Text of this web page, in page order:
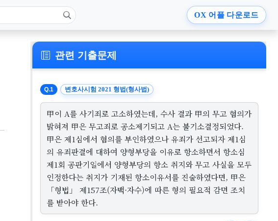
OX 어플 다운로드
관련 기출문제
Q.1 변호사시험 2021 형법(형사법)
甲이 A를 사기죄로 고소하였는데, 수사 결과 甲의 무고 혐의가
밝혀져 甲은 무고죄로 공소제기되고 A는 불기소결정되었다.
甲은 제1심에서 혐의를 부인하였으나 유죄가 선고되자 제1심
의 유죄판결에 대하여 양형부당을 이유로 항소하면서 항소심
제1회 공판기일에서 양형부당의 항소 취지와 무고 사실을 모두
인정한다는 취지가 기재된 항소이유서를 진술하였다면, 甲은
「형법」 제157조(자백·자수)에 따른 형의 필요적 감면 조치
를 받아야 한다.